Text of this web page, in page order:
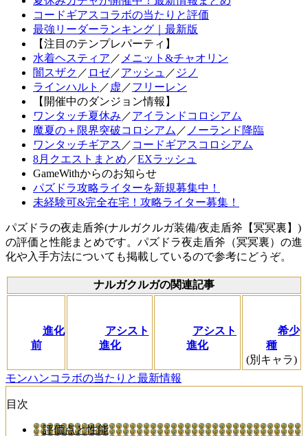
コードギアスコラボの当たりと評価
最強リーダーランキング｜最新版
【注目のテンプレパーティ】
水着ヘスティア ／ メニット&チャオリン
闇スザク ／ ロゼ／アッシュ ／ ジノ
ラインハルト ／ 虚 ／フリーレン
【開催中のダンジョン情報】
ワンタッチ夏休み ／アイランドコロシアム
魔夏の＋限界突破コロシアム ／ ノーランド降臨
ワンタッチギアス ／ コードギアスコロシアム
8月クエストまとめ ／EXラッシュ
GameWithからのお知らせ
パズドラ攻略ライターを新規募集中！
未経験可&完全在宅！攻略ライター募集！
パズドラの夜走盾斧(ナルガクルガ装備/夜走盾斧【冥冥裏】)
の評価と性能まとめです。パズドラ夜走盾斧（冥冥裏）の進
化や入手方法についても掲載しているので参考にどうぞ。
ナルガクルガの関連記事
進化
前
アシスト
進化
アシスト
進化
希少
種
(別キャラ)
モンハンコラボの当たりと最新情報
目次
評価点と性能